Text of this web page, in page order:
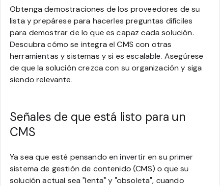
Obtenga demostraciones de los proveedores de su
lista y prepárese para hacerles preguntas difíciles
para demostrar de lo que es capaz cada solución.
Descubra cómo se integra el CMS con otras
herramientas y sistemas y si es escalable. Asegúrese
de que la solución crezca con su organización y siga
siendo relevante.
Señales de que está listo para un
CMS
Ya sea que esté pensando en invertir en su primer
sistema de gestión de contenido (CMS) o que su
solución actual sea "lenta" y "obsoleta", cuando